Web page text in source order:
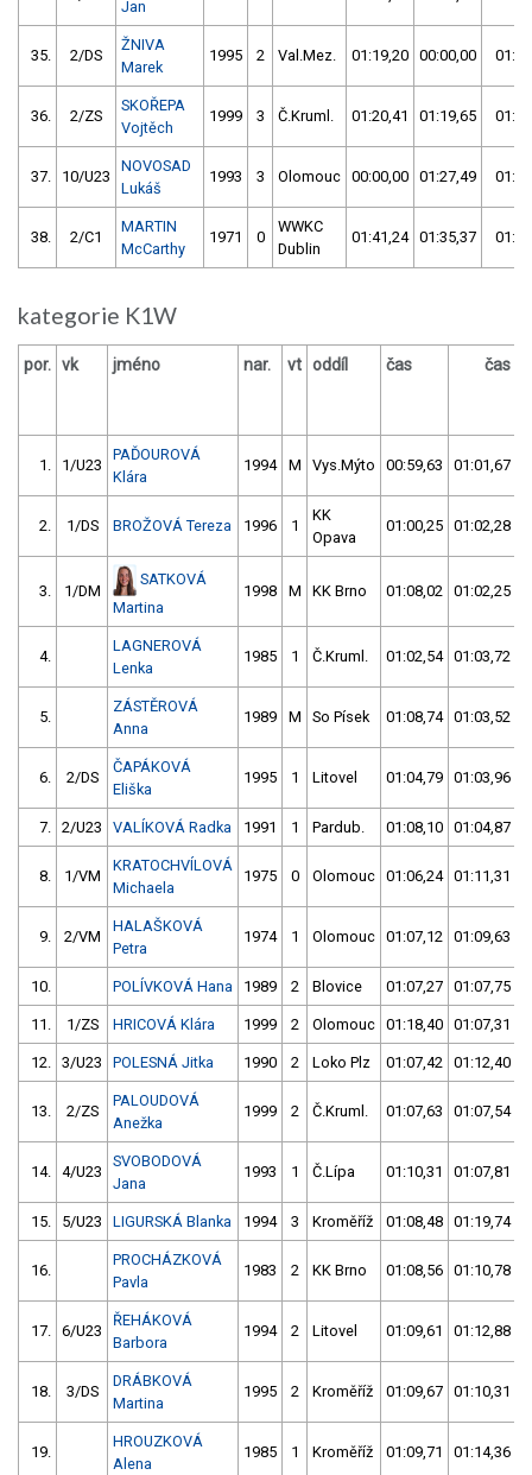
Jan
35. 2/DS
ŽNIVA
Marek
1995 2 Val.Mez. 01:19,20 00:00,00
36. 2/ZS
SKOŘEPA
Vojtěch
1999 3 Č.Kruml. 01:20,41 01:19,65
37. 10/U23
NOVOSAD
Lukáš
1993 3 Olomouc 00:00,00 01:27,49
38. 2/C1
MARTIN
McCarthy
1971 0
WWKC
Dublin
01:41,24 01:35,37
kategorie K1W
por. vk jméno nar. vt oddíl čas čas
1. 1/U23
PAĎOUROVÁ
Klára
1994 M Vys.Mýto 00:59,63 01:01,67
2. 1/DS BROŽOVÁ Tereza 1996 1
KK
Opava
01:00,25 01:02,28
3. 1/DM
SATKOVÁ
Martina
1998 M KK Brno 01:08,02 01:02,25
4.
LAGNEROVÁ
Lenka
1985 1 Č.Kruml. 01:02,54 01:03,72
5.
ZÁSTĚROVÁ
Anna
1989 M So Písek 01:08,74 01:03,52
6. 2/DS
ČAPÁKOVÁ
Eliška
1995 1 Litovel 01:04,79 01:03,96
7. 2/U23 VALÍKOVÁ Radka 1991 1 Pardub. 01:08,10 01:04,87
8. 1/VM
KRATOCHVÍLOVÁ
Michaela
1975 0 Olomouc 01:06,24 01:11,31
9. 2/VM
HALAŠKOVÁ
Petra
1974 1 Olomouc 01:07,12 01:09,63
10. POLÍVKOVÁ Hana 1989 2 Blovice 01:07,27 01:07,75
11. 1/ZS HRICOVÁ Klára 1999 2 Olomouc 01:18,40 01:07,31
12. 3/U23 POLESNÁ Jitka 1990 2 Loko Plz 01:07,42 01:12,40
13. 2/ZS
PALOUDOVÁ
Anežka
1999 2 Č.Kruml. 01:07,63 01:07,54
14. 4/U23
SVOBODOVÁ
Jana
1993 1 Č.Lípa 01:10,31 01:07,81
15. 5/U23 LIGURSKÁ Blanka 1994 3 Kroměříž 01:08,48 01:19,74
16.
PROCHÁZKOVÁ
Pavla
1983 2 KK Brno 01:08,56 01:10,78
17. 6/U23
ŘEHÁKOVÁ
Barbora
1994 2 Litovel 01:09,61 01:12,88
18. 3/DS
DRÁBKOVÁ
Martina
1995 2 Kroměříž 01:09,67 01:10,31
19.
HROUZKOVÁ
Alena
1985 1 Kroměříž 01:09,71 01:14,36